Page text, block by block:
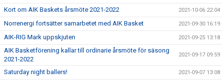
Kort om AIK Baskets årsmöte 2021-2022 2021-10-06 22:04
Norrenergi fortsätter samarbetet med AIK Basket 2021-09-30 16:19
AIK-RIG Mark uppskjuten 2021-09-25 13:18
AIK Basketförening kallar till ordinarie årsmöte för säsong
2021-2022
2021-09-17 09:59
Saturday night ballers! 2021-09-07 13:08